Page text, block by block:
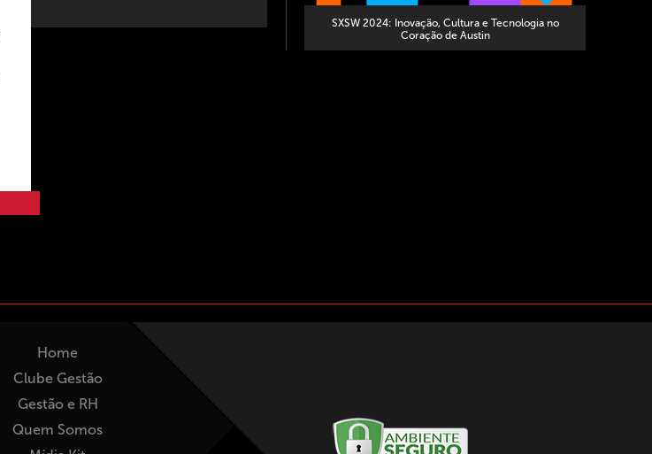
SXSW 2024: Inovação, Cultura e Tecnologia no
Coração de Austin
Home
Clube Gestão
Gestão e RH
Quem Somos